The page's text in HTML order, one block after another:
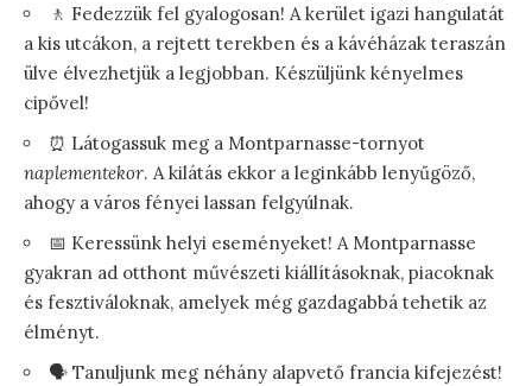
🚶 Fedezzük fel gyalogosan! A kerület igazi hangulatát
a kis utcákon, a rejtett terekben és a kávéházak teraszán
ülve élvezhetjük a legjobban. Készüljünk kényelmes
cipővel!
⏰ Látogassuk meg a Montparnasse-tornyot
naplementekor. A kilátás ekkor a leginkább lenyűgöző,
ahogy a város fényei lassan felgyúlnak.
📅 Keressünk helyi eseményeket! A Montparnasse
gyakran ad otthont művészeti kiállításoknak, piacoknak
és fesztiváloknak, amelyek még gazdagabbá tehetik az
élményt.
🗣️ Tanuljunk meg néhány alapvető francia kifejezést!